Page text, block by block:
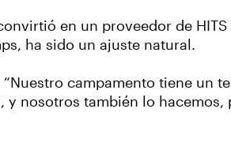
en un proveedor de
ha sido un ajuste natural.
campamento tiene un
nosotros también lo